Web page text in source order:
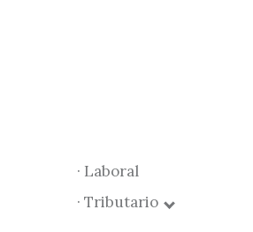
· Laboral
· Tributario